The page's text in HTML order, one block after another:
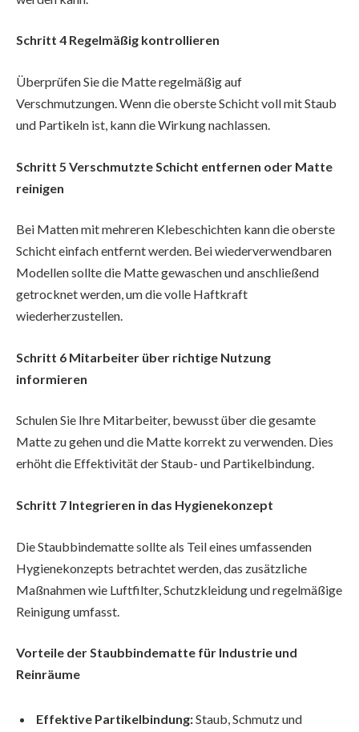
Schritt 4 Regelmäßig kontrollieren
Überprüfen Sie die Matte regelmäßig auf
Verschmutzungen. Wenn die oberste Schicht voll mit Staub
und Partikeln ist, kann die Wirkung nachlassen.
Schritt 5 Verschmutzte Schicht entfernen oder Matte
reinigen
Bei Matten mit mehreren Klebeschichten kann die oberste
Schicht einfach entfernt werden. Bei wiederverwendbaren
Modellen sollte die Matte gewaschen und anschließend
getrocknet werden, um die volle Haftkraft
wiederherzustellen.
Schritt 6 Mitarbeiter über richtige Nutzung
informieren
Schulen Sie Ihre Mitarbeiter, bewusst über die gesamte
Matte zu gehen und die Matte korrekt zu verwenden. Dies
erhöht die Effektivität der Staub- und Partikelbindung.
Schritt 7 Integrieren in das Hygienekonzept
Die Staubbindematte sollte als Teil eines umfassenden
Hygienekonzepts betrachtet werden, das zusätzliche
Maßnahmen wie Luftfilter, Schutzkleidung und regelmäßige
Reinigung umfasst.
Vorteile der Staubbindematte für Industrie und
Reinräume
Effektive Partikelbindung:Staub, Schmutz und